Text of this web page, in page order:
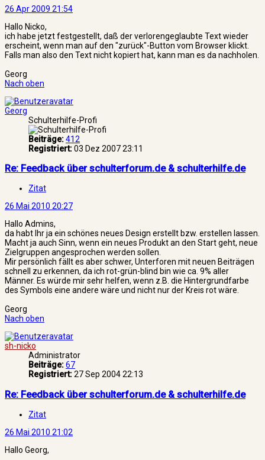
26 Apr 2009 21:54
Hallo Nicko,
ich habe jetzt festgestellt, daß der verlorengeglaubte Text wieder
erscheint, wenn man auf den "zurück"-Button vom Browser klickt.
Falls man also den Text nicht kopiert hat, kann man es da nachholen.
Georg
Nach oben
Georg
Schulterhilfe-Profi
Beiträge:412
Registriert:03 Dez 2007 23:11
Re: Feedback über schulterforum.de & schulterhilfe.de
Zitat
26 Mai 2010 20:27
Hallo Admins,
da habt Ihr ja ein schönes neues Design erstellt bzw. erstellen lassen.
Macht ja auch Sinn, wenn ein neues Produkt an den Start geht, neue
Zielgruppen angesprochen werden sollen.
Mir persönlich fällt es aber schwer, Unterforen mit neuen Beiträgen
schnell zu erkennen, da ich rot-grün-blind bin wie ca. 9% aller
Männer. Es würde mir sehr helfen, wenn z.B. die Hintergrundfarbe
des Symbols eine andere wäre und nicht nur der Kreis rot wäre.
Georg
Nach oben
sh-nicko
Administrator
Beiträge:67
Registriert:27 Sep 2004 22:13
Re: Feedback über schulterforum.de & schulterhilfe.de
Zitat
26 Mai 2010 21:02
Hallo Georg,